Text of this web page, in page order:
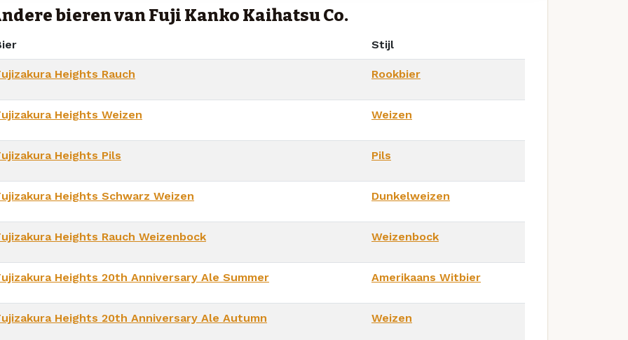
bieren van Fuji Kanko Kaihatsu Co.
Stijl
Heights Rauch Rookbier
Heights Weizen Weizen
Heights Pils Pils
Heights Schwarz Weizen Dunkelweizen
Heights Rauch Weizenbock Weizenbock
Heights 20th Anniversary Ale Summer Amerikaans Witbier
Heights 20th Anniversary Ale Autumn Weizen